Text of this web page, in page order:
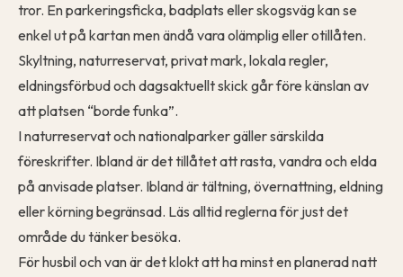
tror. En parkeringsficka, badplats eller skogsväg kan se
enkel ut på kartan men ändå vara olämplig eller otillåten.
Skyltning, naturreservat, privat mark, lokala regler,
eldningsförbud och dagsaktuellt skick går före känslan av
att platsen “borde funka”.
I naturreservat och nationalparker gäller särskilda
föreskrifter. Ibland är det tillåtet att rasta, vandra och elda
på anvisade platser. Ibland är tältning, övernattning, eldning
eller körning begränsad. Läs alltid reglerna för just det
område du tänker besöka.
För husbil och van är det klokt att ha minst en planerad natt